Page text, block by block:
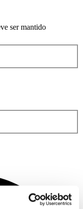
ser mantido